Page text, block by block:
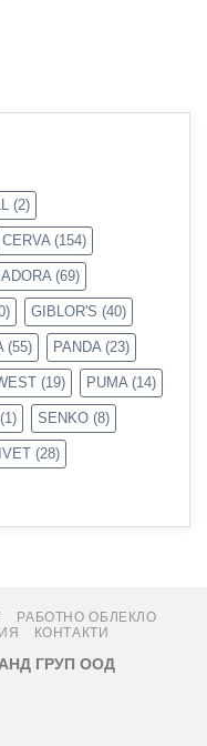
(2)
CERVA(154)
(69)
GIBLOR'S (40)
(55) PANDA(23)
(19) PUMA(14)
(1) SENKO (8)
(28)
РАБОТНО ОБЛЕКЛО
КОНТАКТИ
ГРУП ООД